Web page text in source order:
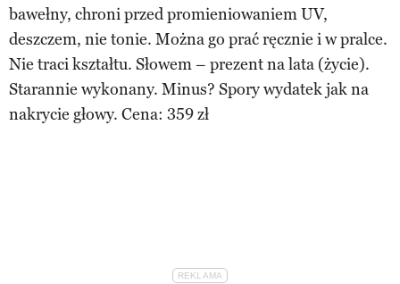
bawełny, chroni przed promieniowaniem UV,
deszczem, nie tonie. Można go prać ręcznie i w pralce.
Nie traci kształtu. Słowem – prezent na lata (życie).
Starannie wykonany. Minus? Spory wydatek jak na
nakrycie głowy. Cena: 359 zł